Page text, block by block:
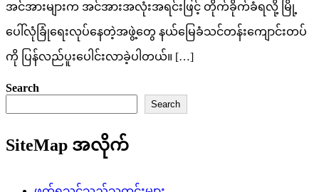
အင်အားများက အင်အားအလုံးအရင်းဖြင့် တိုက်ခိုက်ခံရလို့ မြို့
ပေါ်လုံခြုံရေးလုပ်နေတဲ့အဖွဲ့တွေ နယ်မြေခံသင်တန်းကျောင်းတပ်
ကို ပြန်လည်ပူးပေါင်းလာခဲ့ပါတယ်။ […]
Search
Search
SiteMap အလိုက်